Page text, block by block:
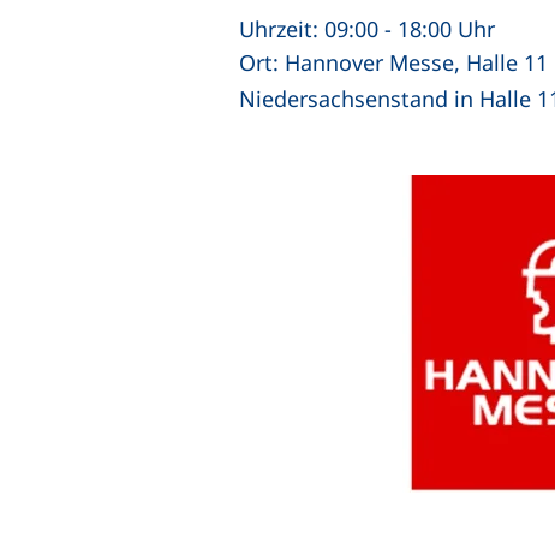
Uhrzeit: 09:00 - 18:00 Uhr
Ort: Hannover Messe, Halle 11
Niedersachsenstand in Halle